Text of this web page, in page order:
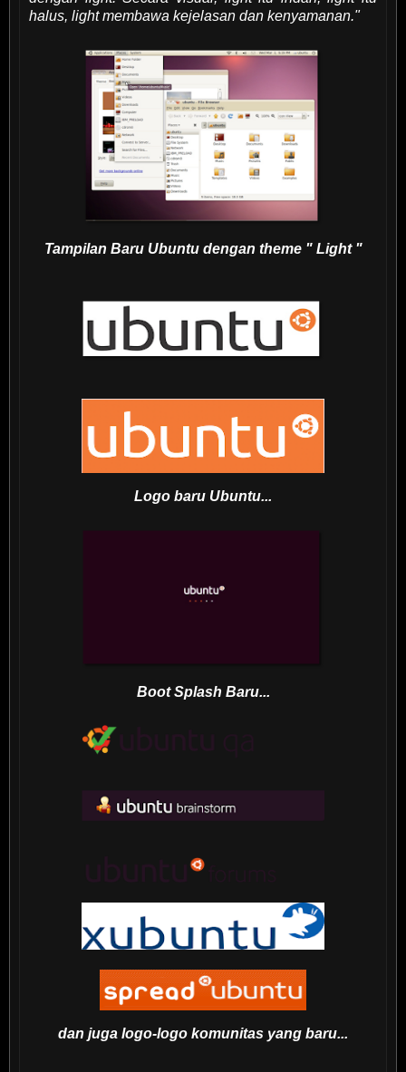
halus, light membawa kejelasan dan kenyamanan."
Tampilan Baru Ubuntu dengan theme " Light "
Logo baru Ubuntu...
Boot Splash Baru...
dan juga logo-logo komunitas yang baru...